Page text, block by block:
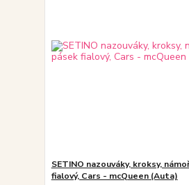
SETINO nazouváky, kroksy,
fialový, Cars - mcQueen (Auta)